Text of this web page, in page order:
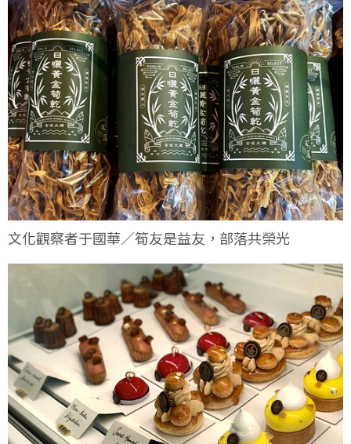
文化觀察者于國華／筍友是益友，部落共榮光